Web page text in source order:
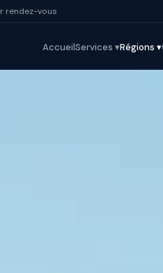
rendez-vous
AccueilServices ▾Régions ▾